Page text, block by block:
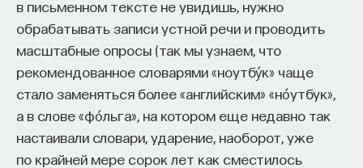
в письменном тексте не увидишь, нужно
обрабатывать записи устной речи и проводить
масштабные опросы (так мы узнаем, что
рекомендованное словарями «ноутбу́к» чаще
стало заменяться более «английским» «но́утбук»,
а в слове «фо́льга», на котором еще недавно так
настаивали словари, ударение, наоборот, уже
по крайней мере сорок лет как сместилось
СОХРАНИТЬ КУРС
полотна, которое целиком лежит в растительной
области. И первые теории греческого мифа
и вообще индоевропейской мифологии говорят
о том, что мифы развивались и возникли как
иносказания природы. Это этиологические мифы,
или мифы о происхождении мира, — первые
теории возникли там.